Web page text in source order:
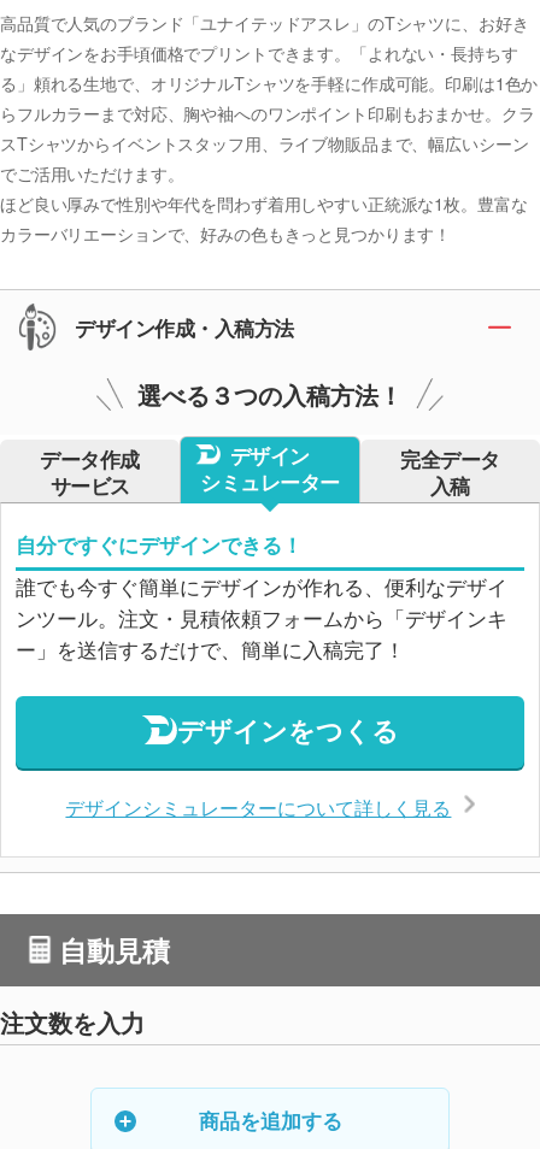
高品質で人気のブランド「ユナイテッドアスレ」のTシャツに、お好き
なデザインをお手頃価格でプリントできます。「よれない・長持ちす
る」頼れる生地で、オリジナルTシャツを手軽に作成可能。印刷は1色か
らフルカラーまで対応、胸や袖へのワンポイント印刷もおまかせ。クラ
スTシャツからイベントスタッフ用、ライブ物販品まで、幅広いシーン
でご活用いただけます。
ほど良い厚みで性別や年代を問わず着用しやすい正統派な1枚。豊富な
カラーバリエーションで、好みの色もきっと見つかります！
デザイン作成・入稿方法
選べる３つの入稿方法！
データ作成
サービス
デザイン
シミュレーター
完全データ
入稿
自分ですぐにデザインできる！
誰でも今すぐ簡単にデザインが作れる、便利なデザイ
ンツール。注文・見積依頼フォームから「デザインキ
ー」を送信するだけで、簡単に入稿完了！
デザインをつくる
デザインシミュレーターについて詳しく見る
自動見積
注文数を入力
商品を追加する